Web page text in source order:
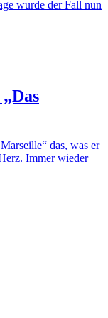
wurde der Fall nun
das, was er
Immer wieder